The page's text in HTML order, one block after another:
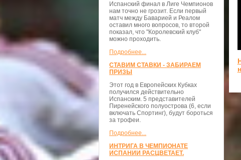
Испанский финал в Лиге Чемпионов
нам точно не грозит. Если первый
матч между Баварией и Реалом
оставил много вопросов, то второй
показал, что "Королевский клуб"
можно проходить.
Подробнее...
СТАВИМ СТАВКИ - ЗАБИРАЕМ
ПРИЗЫ
Этот год в Европейских Кубках
получился действительно
Испанским. 5 представителей
Пиренейского полуострова (6, если
включать Спортинг), будут бороться
за трофеи.
Подробнее...
ИНТРИГА В ЧЕМПИОНАТЕ
ИСПАНИИ РАСЦВЕТАЕТ.